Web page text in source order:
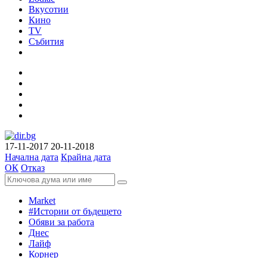
Вкусотии
Кино
TV
Събития
17-11-2017 20-11-2018
Начална дата Крайна дата
ОК Отказ
Market
#Истории от бъдещето
Обяви за работа
Днес
Лайф
Корнер